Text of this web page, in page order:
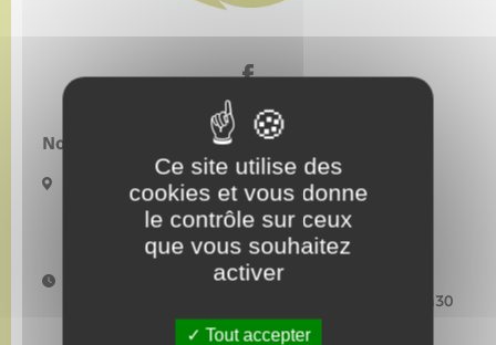
Nous contacter :
5 Place de l’église
27910 LES HOGUES
mairiedeshogues@orange.fr
Horaires d'ouverture :
Lundi–Mardi–Mercredi : 9h00-12h00 et 13h30-17h30
Jeudi : fermée au public Vendredi : 9h00-12h00
Ce site utilise des
cookies et vous donne
le contrôle sur ceux
que vous souhaitez
activer
Tout accepter